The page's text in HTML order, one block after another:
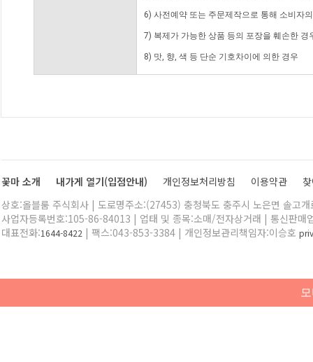
6) 사전예약 또는 주문제작으로 통해 소비자
7) 복제가 가능한 상품 등의 포장을 훼손한 경
8) 맛, 향, 색 등 단순 기호차이에 의한 경우
꽃마 소개 내가게 열기(입점안내) 개인정보처리방침 이용약관
상호:올블룸 주식회사 | 도로명주소:(27453) 충청북도 충주시 노은면 솔고
사업자등록번호:105-86-84013 | 업태 및 종목:소매/전자상거래 | 통신판매
대표전화:1644-8422 | 팩스:043-853-3384 | 개인정보관리책임자:이승호